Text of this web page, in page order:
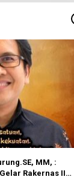
MM, :
Rakernas II